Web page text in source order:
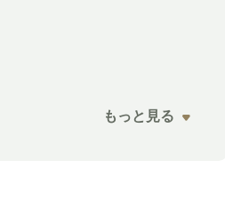
もっと見る